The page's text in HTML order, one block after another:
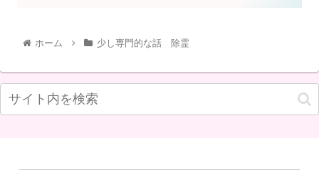
ホーム 少し専門的な話 除霊